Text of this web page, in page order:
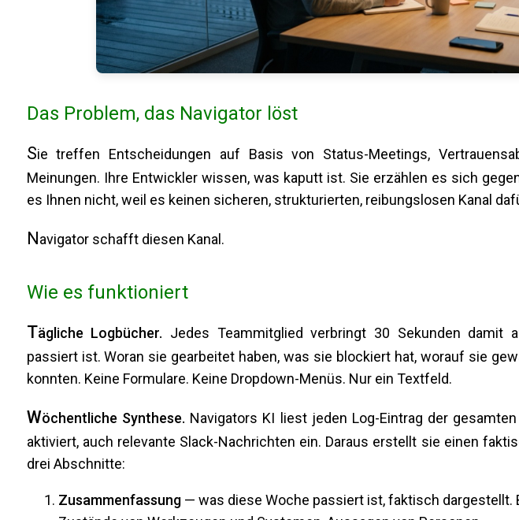
Das Problem, das Navigator löst
Sie treffen Entscheidungen auf Basis von Status-Meetings,
Meinungen. Ihre Entwickler wissen, was kaputt ist. Sie erzählen es sich
es Ihnen nicht, weil es keinen sicheren, strukturierten, reibungslosen Kanal
N avigator schafft diesen Kanal.
Wie es funktioniert
Tägliche Logbücher. Jedes Teammitglied verbringt 30 Sekunden damit
passiert ist. Woran sie gearbeitet haben, was sie blockiert hat, worauf sie
konnten. Keine Formulare. Keine Dropdown-Menüs. Nur ein Textfeld.
Wöchentliche Synthese. Navigators KI liest jeden Log-Eintrag der
aktiviert, auch relevante Slack-Nachrichten ein. Daraus erstellt sie einen
drei Abschnitte:
Zusammenfassung— was diese Woche passiert ist, faktisch dargestellt.